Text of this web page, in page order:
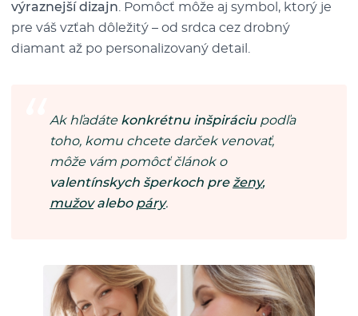
výraznejší dizajn . Pomôcť môže aj symbol, ktorý je
pre váš vzťah dôležitý – od srdca cez drobný
diamant až po personalizovaný detail.
Ak hľadáte konkrétnu inšpiráciupodľa
toho, komu chcete darček venovať,
môže vám pomôcť článok o
valentínskych šperkoch pre ženy,
mužovalebo páry.